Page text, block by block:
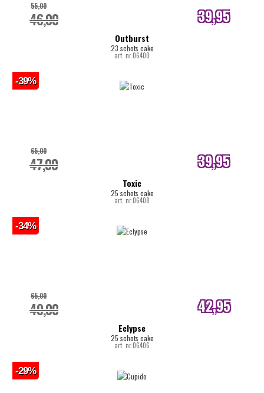
Outburst
23 schots cake
art. nr.06400
46,00
55,00 39,95
internetprijs
Toxic
25 schots cake
art. nr.06408
47,00
65,00 39,95
internetprijs
-39%
Eclypse
25 schots cake
art. nr.06406
49,00
65,00 42,95
internetprijs
-34%
-29%